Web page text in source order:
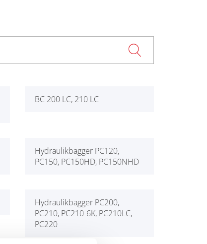
BC 200 LC, 210 LC
Hydraulikbagger PC120,
PC150, PC150HD, PC150NHD
Hydraulikbagger PC200,
PC210, PC210-6K, PC210LC,
PC220